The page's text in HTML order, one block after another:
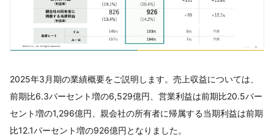
2025年3月期の業績概要をご説明します。売上収益については、
前期比6.3パーセント増の6,529億円、営業利益は前期比20.5パー
セント増の1,296億円、親会社の所有者に帰属する当期利益は前期
比12.1パーセント増の926億円となりました。